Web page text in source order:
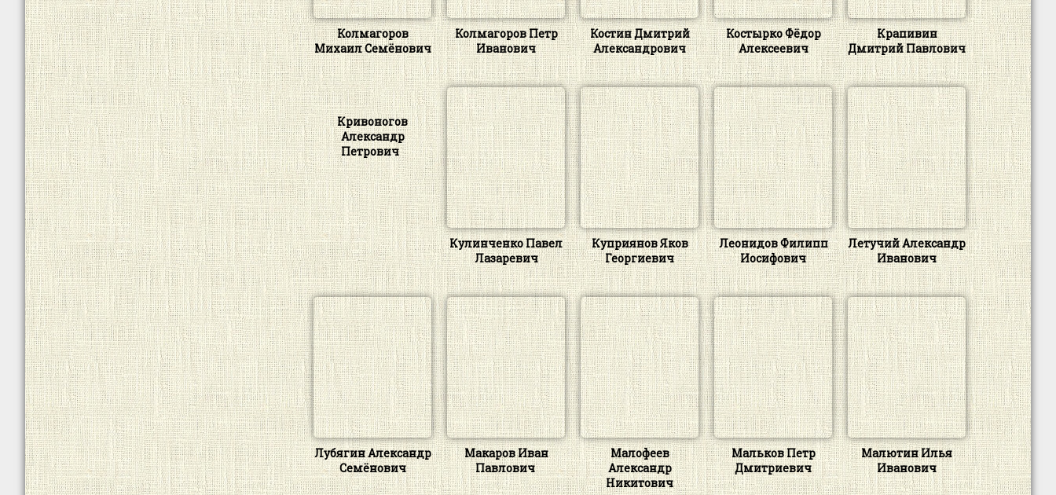
Колмагоров
Михаил Семёнович
Колмагоров Петр
Иванович
Костин Дмитрий
Александрович
Костырко Фёдор
Алексеевич
Крапивин
Дмитрий Павлович
Кривоногов
Александр
Петрович
Кулинченко Павел
Лазаревич
Куприянов Яков
Георгиевич
Леонидов Филипп
Иосифович
Летучий Александр
Иванович
Лубягин Александр
Семёнович
Макаров Иван
Павлович
Малофеев
Александр
Никитович
Мальков Петр
Дмитриевич
Малютин Илья
Иванович